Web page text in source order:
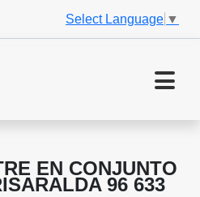
Select Language ▼
EN CONJUNTO
96 633